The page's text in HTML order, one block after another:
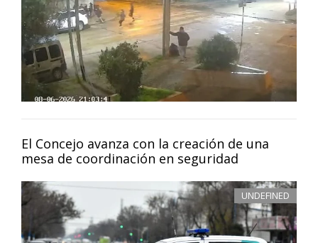
El Concejo avanza con la creación de una
mesa de coordinación en seguridad
UNDEFINED